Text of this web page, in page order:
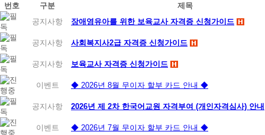
번호 구분
제목
공지사항
장애영유아를 위한 보육교사 자격증 신청가이드
공지사항 사회복지사2급 자격증 신청가이드
공지사항 보육교사 자격증 신청가이드
이벤트 ◆ 2026년 8월 무이자 할부 카드 안내 ◆
공지사항 2026년 제 2차 한국어교원 자격부여 (개인자격심사) 안내
이벤트 ◆ 2026년 7월 무이자 할부 카드 안내 ◆